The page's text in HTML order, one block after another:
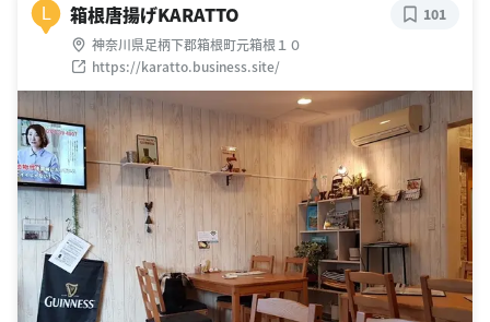
L 箱根唐揚げKARATTO
神奈川県足柄下郡箱根町元箱根１０
https://karatto.business.site/
101